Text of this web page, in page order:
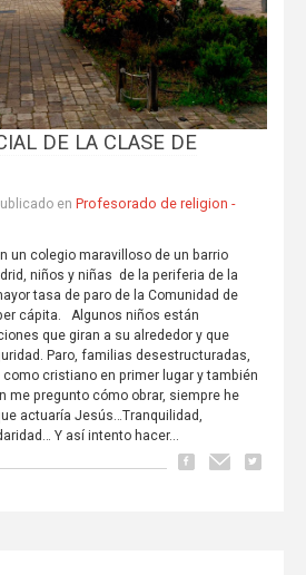
DE LA CLASE DE
en Profesorado de religion -
un colegio maravilloso de un barrio
niños y niñas de la periferia de la
tasa de paro de la Comunidad de
cápita. Algunos niños están
que giran a su alrededor y que
Paro, familias desestructuradas,
cristiano en primer lugar y también
me pregunto cómo obrar, siempre he
actuaría Jesús…Tranquilidad,
Y así intento hacer...